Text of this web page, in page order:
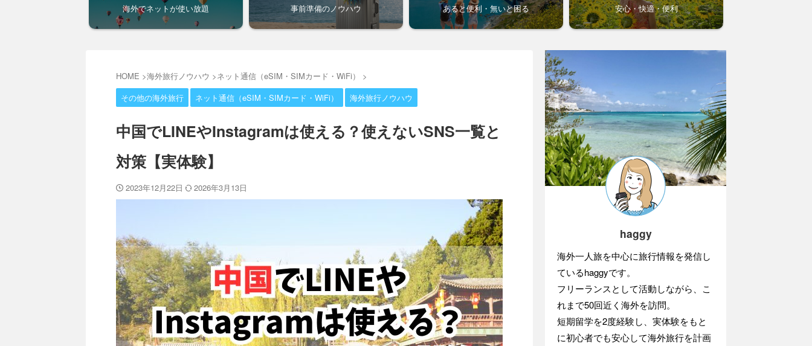
海外でネットが使い放題 事前準備のノウハウ あると便利・無いと困る 安心・快適・便利
HOME >海外旅行ノウハウ >ネット通信（eSIM・SIMカード・WiFi）
>
その他の海外旅行
ネット通信（eSIM・SIMカード・WiFi） 海外旅行ノウハウ
中国でLINEやInstagramは使える？使えないSNS一覧と
対策【実体験】
2023年12月22日 2026年3月13日
haggy
海外一人旅を中心に旅行情報を発信し
ているhaggyです。
フリーランスとして活動しながら、こ
れまで50回近く海外を訪問。
短期留学を2度経験し、実体験をもと
に初心者でも安心して海外旅行を計画